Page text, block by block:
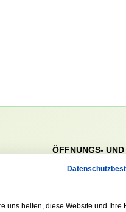
62 - 0
ÖFFNUNGS- UND
Sa. & So. 9:00 –
uns helfen, diese Website und Ihre